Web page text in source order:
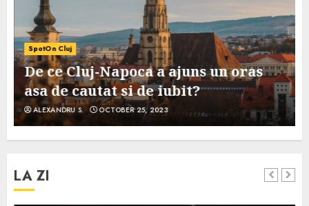
SpotOn Cluj
De ce Cluj-Napoca a ajuns un oras
asa de cautat si de iubit?
ALEXANDRU S. OCTOBER 25, 2023
LA ZI